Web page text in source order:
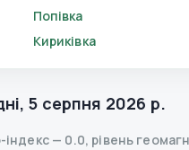
Попівка
Кириківка
, 5 серпня 2026 р.
— 0.0, рівень